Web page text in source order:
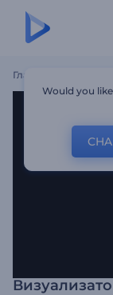
Главная
Would you